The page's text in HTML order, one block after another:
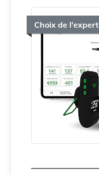
Choix de l'expert